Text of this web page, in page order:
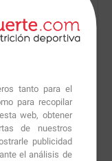
tanto para el
para recopilar
web, obtener
de nuestros
publicidad
el análisis de